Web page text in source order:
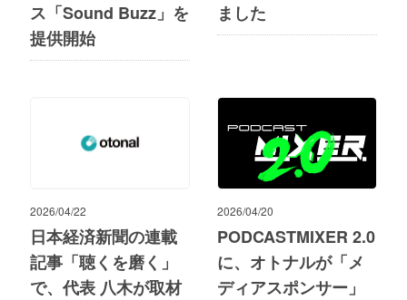
ス「Sound Buzz」を
提供開始
ました
2026/04/22
日本経済新聞の連載
記事「聴くを磨く」
で、代表 八木が取材
2026/04/20
PODCASTMIXER 2.0
に、オトナルが「メ
ディアスポンサー」